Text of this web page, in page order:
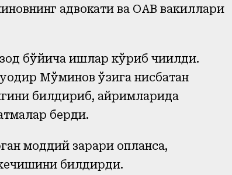
адвокати ва ОАВ вакиллари
бўйича ишлар кўриб чиқилди.
Мўминов ўзига нисбатан
билдириб, айримларида
берди.
моддий зарари қопланса,
билдирди.